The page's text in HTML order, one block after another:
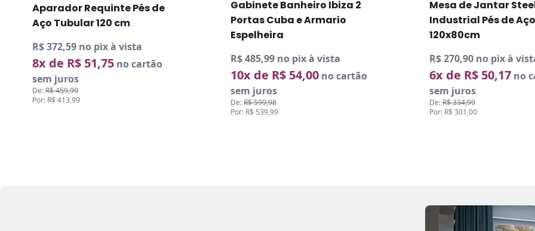
Gabinete Banheiro Ibiza 2
Portas Cuba e Armario
R$ 485,99 no pix à vista
10x de R$ 54,00
sem juros
De:R$ 599,98
Mesa de Jantar Steel Estilo
Industrial Pés de Aço
120x80cm
R$ 270,90 no pix à vista
6x de R$ 50,17no cartão
sem juros
De:R$ 334,99
Por: R$ 301,00
Gabinete Armario
Pia de Coluna Macau
Rodízios
R$ 259,19 no pix à
5x de R$ 57,60no
sem juros
De:R$ 319,99
Por: R$ 287,99